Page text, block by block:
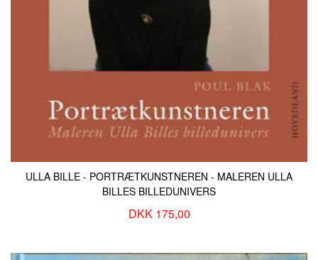
ULLA BILLE - PORTRÆTKUNSTNEREN - MALEREN ULLA
BILLES BILLEDUNIVERS
DKK 175,00